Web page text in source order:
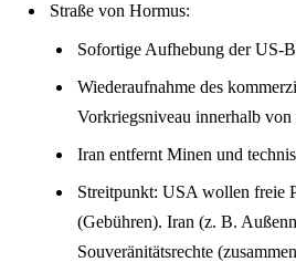
Straße von Hormus:
Sofortige Aufhebung der US-
Wiederaufnahme des
Vorkriegsniveau innerhalb von
Iran entfernt Minen und
Streitpunkt: USA wollen freie
(Gebühren). Iran (z. B.
Souveränitätsrechte